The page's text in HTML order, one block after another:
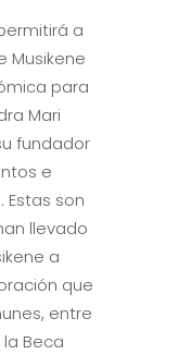
a
Musikene
para
Mari
fundador
e
Estas son
llevado
a
que
entre
Beca